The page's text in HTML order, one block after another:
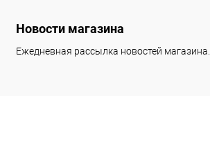
Купить в 1
клик
К сравнению
клик
Новости магазина
Ежедневная рассылка новостей магазина.